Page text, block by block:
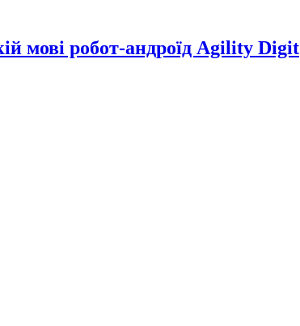
мові робот-андроїд Agility Digit